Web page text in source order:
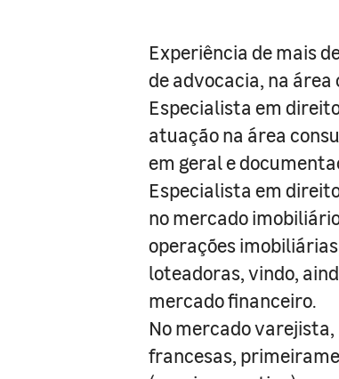
Experiência de mais
de advocacia, na área
Especialista em
atuação na área
em geral e
Especialista em
no mercado
operações
loteadoras, vindo,
mercado financeiro.
No mercado
francesas,